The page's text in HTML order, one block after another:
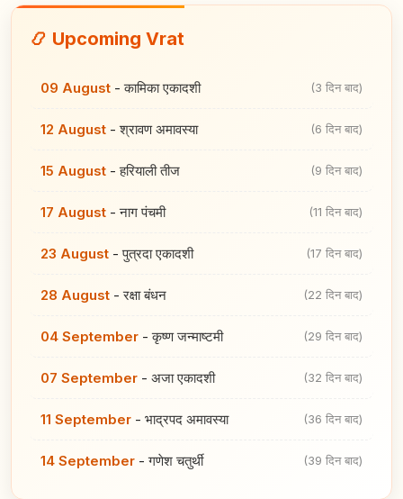
📿 Upcoming Vrat
09 August -कामिका एकादशी (3 दिन बाद)
12 August -श्रावण अमावस्या (6 दिन बाद)
15 August -हरियाली तीज (9 दिन बाद)
17 August -नाग पंचमी (11 दिन बाद)
23 August -पुत्रदा एकादशी (17 दिन बाद)
28 August -रक्षा बंधन (22 दिन बाद)
04 September -कृष्ण जन्माष्टमी (29 दिन बाद)
07 September - अजा एकादशी (32 दिन बाद)
11 September - भाद्रपद अमावस्या (36 दिन बाद)
14 September -गणेश चतुर्थी (39 दिन बाद)